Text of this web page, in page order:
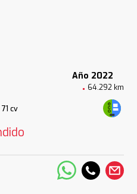
Año 2022
64.292 km
71 cv